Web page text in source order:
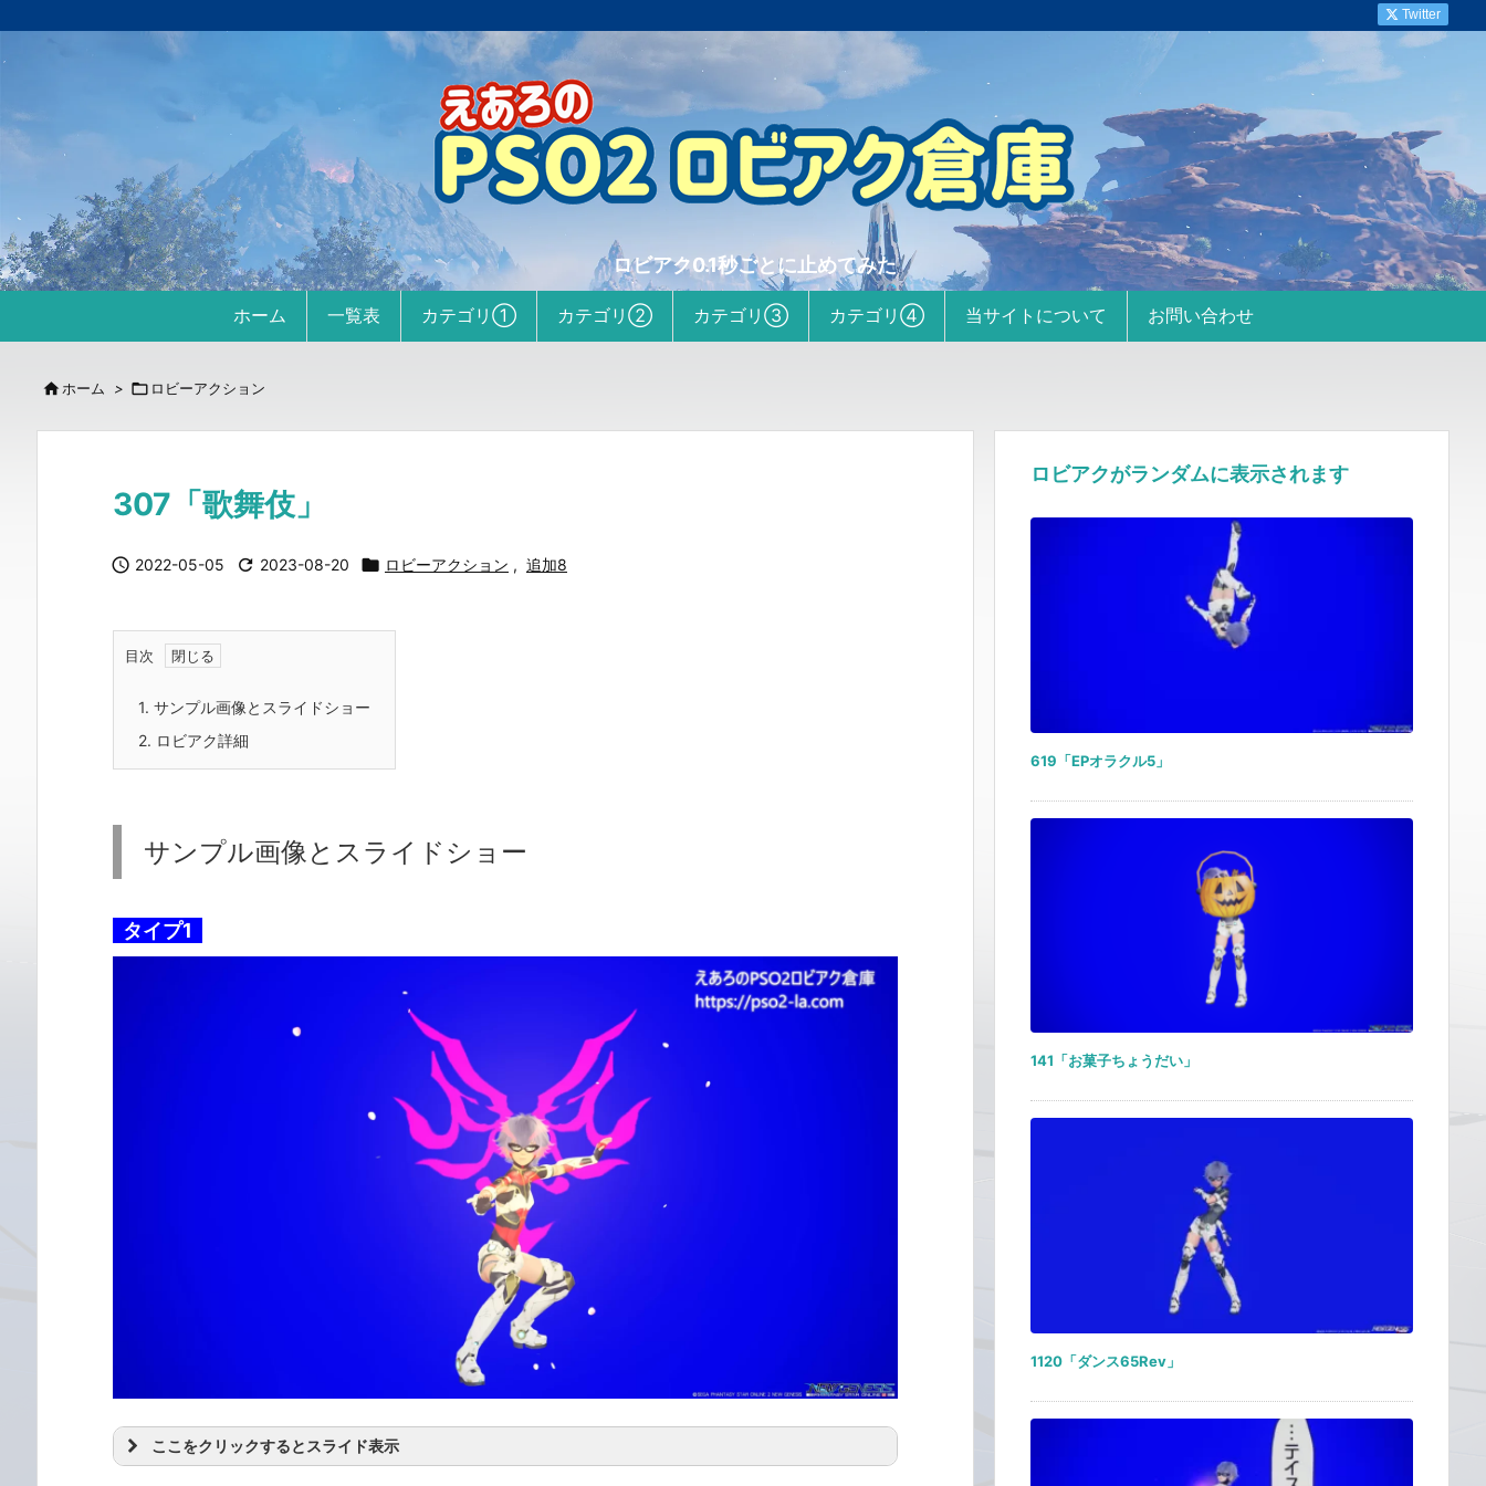
ロビアク0.1秒ごとに止めてみた
ホーム 一覧表 カテゴリ① カテゴリ② カテゴリ③ カテゴリ④ 当サイトについて お問い合わせ
Twitter
 ホーム >  ロビーアクション
307「歌舞伎」
 2022-05-05  2023-08-20  ロビーアクション , 追加8
目次
1. サンプル画像とスライドショー
2. ロビアク詳細
サンプル画像とスライドショー
タイプ1
ここをクリックするとスライド表示
ロビアクがランダムに表示されます
619「EPオラクル5」
141「お菓子ちょうだい」
1120「ダンス65Rev」